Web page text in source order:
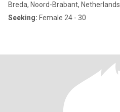
Breda, Noord-Brabant, Netherlands
Seeking: Female 24 - 30